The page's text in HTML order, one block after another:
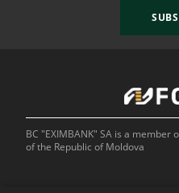
BC "EXIMBANK" SA is a
of the Republic of Moldova